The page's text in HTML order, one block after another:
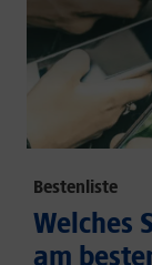
Bestenliste
Welches
am